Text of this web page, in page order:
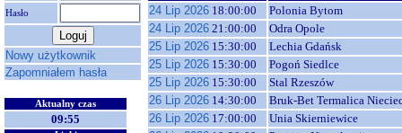
Hasło
Nowy użytkownik
Zapomniałem hasła
Aktualny czas
09:55
24 Lip 2026 18:00:00
Polonia Bytom
24 Lip 2026 21:00:00
Odra Opole
25 Lip 2026 15:30:00
Lechia Gdańsk
25 Lip 2026 15:30:00
Pogoń Siedlce
25 Lip 2026 15:30:00
Stal Rzeszów
26 Lip 2026 14:30:00
Bruk-Bet Termalica
26 Lip 2026 17:00:00
Unia Skierniewice